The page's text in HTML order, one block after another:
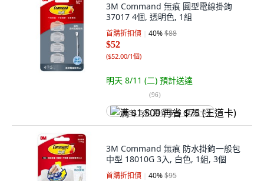
3M Command 無痕 圓型電線掛鉤
37017 4個, 透明色, 1組
首購折扣價 40%$88
$52
($52.00/1個)
明天 8/11 (二) 預計送達
(96)
满 $1,500 再省 $75 (王道卡)
3M Command 無痕 防水掛鉤一般包
中型 18010G 3入, 白色, 1組, 3個
首購折扣價 40%$95